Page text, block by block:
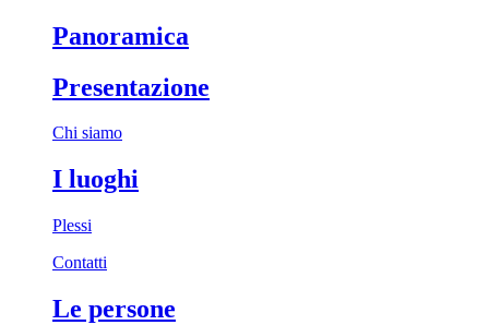
Panoramica
Presentazione
Chi siamo
I luoghi
Plessi
Contatti
Le persone